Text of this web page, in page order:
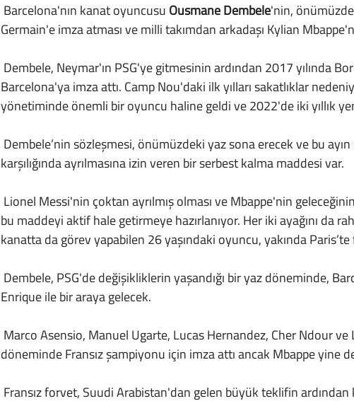
Barcelona'nın kanat oyuncusu Ousmane Dembele'nin,
Germain'e imza atması ve milli takımdan arkadaşı Kylian
Barcelona'ya imza attı. Camp Nou'daki ilk yılları sakatlıklar
yönetiminde önemli bir oyuncu haline geldi ve 2022'de iki yıllık
karşılığında ayrılmasına izin veren bir serbest kalma maddesi var.
Lionel Messi'nin çoktan ayrılmış olması ve Mbappe'nin
bu maddeyi aktif hale getirmeye hazırlanıyor. Her iki ayağını da
kanatta da görev yapabilen 26 yaşındaki oyuncu, yakında
Enrique ile bir araya gelecek.
döneminde Fransız şampiyonu için imza attı ancak Mbappe yine